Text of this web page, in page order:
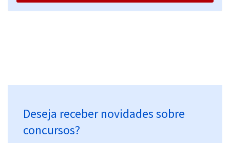
Deseja receber novidades sobre
concursos?